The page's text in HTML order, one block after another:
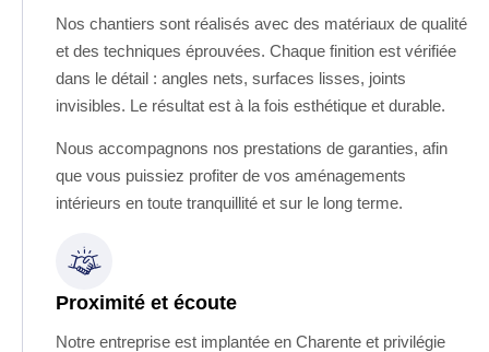
Nos chantiers sont réalisés avec des matériaux de qualité
et des techniques éprouvées. Chaque finition est vérifiée
dans le détail : angles nets, surfaces lisses, joints
invisibles. Le résultat est à la fois esthétique et durable.
Nous accompagnons nos prestations de garanties, afin
que vous puissiez profiter de vos aménagements
intérieurs en toute tranquillité et sur le long terme.
Proximité et écoute
Notre entreprise est implantée en Charente et privilégie